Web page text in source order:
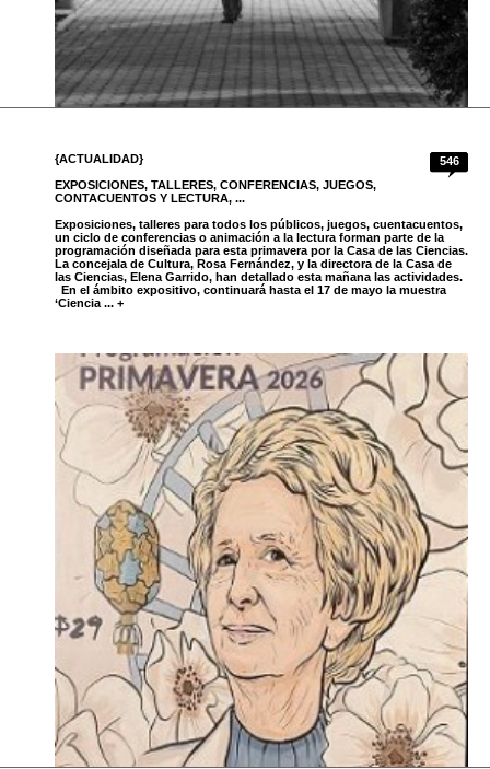
546
{ACTUALIDAD}
EXPOSICIONES, TALLERES, CONFERENCIAS, JUEGOS,
CONTACUENTOS Y LECTURA, ...
Exposiciones, talleres para todos los públicos, juegos, cuentacuentos,
un ciclo de conferencias o animación a la lectura forman parte de la
programación diseñada para esta primavera por la Casa de las Ciencias.
La concejala de Cultura, Rosa Fernández, y la directora de la Casa de
las Ciencias, Elena Garrido, han detallado esta mañana las actividades.
En el ámbito expositivo, continuará hasta el 17 de mayo la muestra
‘Ciencia ... +